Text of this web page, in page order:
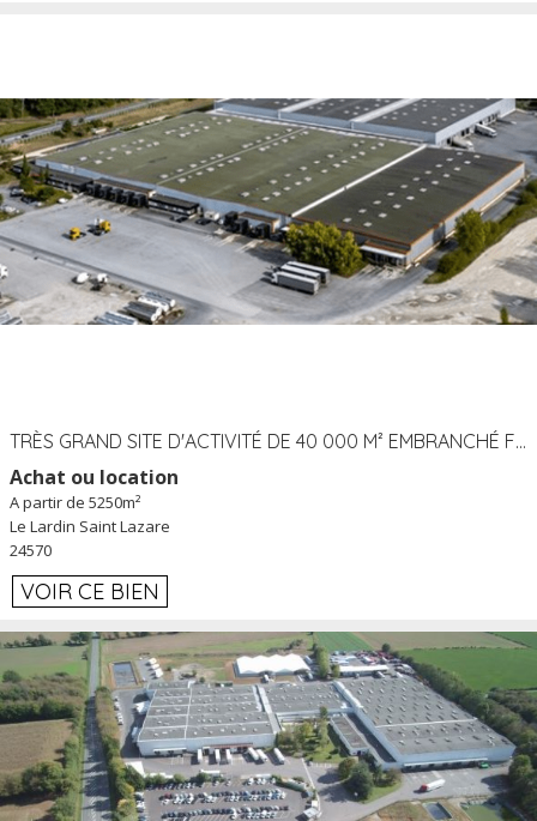
TRÈS GRAND SITE D'ACTIVITÉ DE 40 000 M² EMBRANCHÉ FER AU LARDIN SAINT LAZARE (24) PROCHE A89 À LOUER
Achat ou location
A partir de 5250m²
Le Lardin Saint Lazare
24570
VOIR CE BIEN